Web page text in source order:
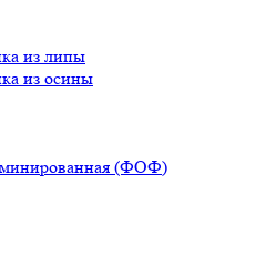
из липы
из осины
(ФОФ)